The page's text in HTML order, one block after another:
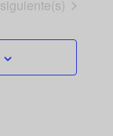
Eventos
siguiente(s)